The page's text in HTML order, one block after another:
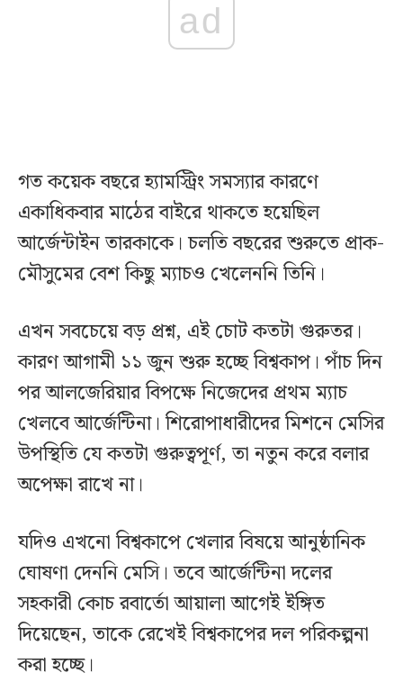
ad
গত কয়েক বছরে হ্যামস্ট্রিং সমস্যার কারণে
একাধিকবার মাঠের বাইরে থাকতে হয়েছিল
আর্জেন্টাইন তারকাকে। চলতি বছরের শুরুতে প্রাক-
মৌসুমের বেশ কিছু ম্যাচও খেলেননি তিনি।
এখন সবচেয়ে বড় প্রশ্ন, এই চোট কতটা গুরুতর।
কারণ আগামী ১১ জুন শুরু হচ্ছে বিশ্বকাপ। পাঁচ দিন
পর আলজেরিয়ার বিপক্ষে নিজেদের প্রথম ম্যাচ
খেলবে আর্জেন্টিনা। শিরোপাধারীদের মিশনে মেসির
উপস্থিতি যে কতটা গুরুত্বপূর্ণ, তা নতুন করে বলার
অপেক্ষা রাখে না।
যদিও এখনো বিশ্বকাপে খেলার বিষয়ে আনুষ্ঠানিক
ঘোষণা দেননি মেসি। তবে আর্জেন্টিনা দলের
সহকারী কোচ রবার্তো আয়ালা আগেই ইঙ্গিত
দিয়েছেন, তাকে রেখেই বিশ্বকাপের দল পরিকল্পনা
করা হচ্ছে।